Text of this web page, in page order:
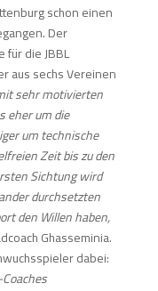
schon einen
Der
für die JBBL
aus sechs Vereinen
sehr motivierten
eher um die
um technische
Zeit bis zu den
Sichtung wird
durchsetzten
den Willen haben,
Ghasseminia.
dabei: